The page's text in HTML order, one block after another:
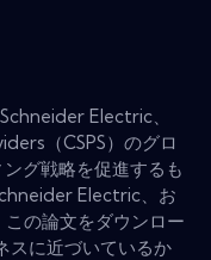
Electric、
（CSPS）のグロ
グ戦略を促進するも
Electric、お
の論文をダウンロー
スに近づいているか